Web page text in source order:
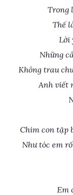
Trong
Thế
Lời
Những
Không trau
Anh viết
Chim con tập
Như tóc em
Em